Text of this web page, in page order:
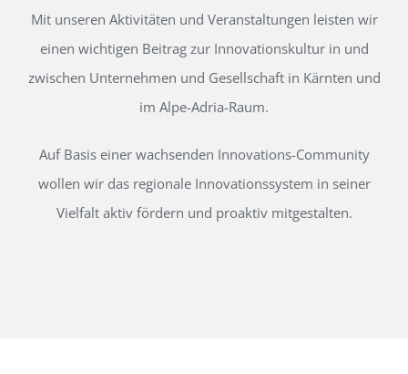
Mit unseren Aktivitäten und Veranstaltungen leisten wir
einen wichtigen Beitrag zur Innovationskultur in und
zwischen Unternehmen und Gesellschaft in Kärnten und
im Alpe-Adria-Raum.
Auf Basis einer wachsenden Innovations-Community
wollen wir das regionale Innovationssystem in seiner
Vielfalt aktiv fördern und proaktiv mitgestalten.